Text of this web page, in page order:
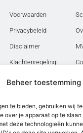
Beheer toestemming
te bieden, gebruiken wij
over je apparaat op te
deze technologieën
Voorwaarden
Privacybeleid
Disclaimer
Klachtenregeling